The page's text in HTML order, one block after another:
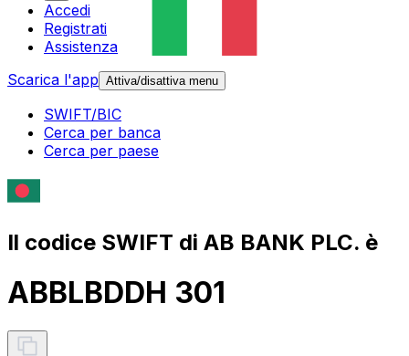
Accedi
Registrati
Assistenza
Scarica l'app Attiva/disattiva menu
SWIFT/BIC
Cerca per banca
Cerca per paese
Il codice SWIFT di AB BANK PLC. è
ABBLBDDH 301